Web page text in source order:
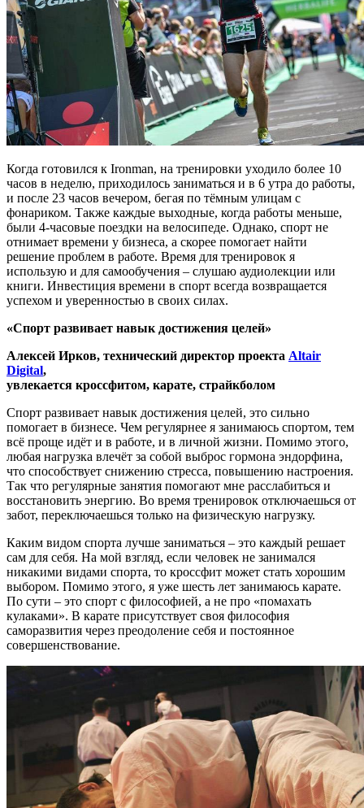
Когда готовился к Ironman, на тренировки уходило более 10
часов в неделю, приходилось заниматься и в 6 утра до работы,
и после 23 часов вечером, бегая по тёмным улицам с
фонариком. Также каждые выходные, когда работы меньше,
были 4-часовые поездки на велосипеде. Однако, спорт не
отнимает времени у бизнеса, а скорее помогает найти
решение проблем в работе. Время для тренировок я
использую и для самообучения – слушаю аудиолекции или
книги. Инвестиция времени в спорт всегда возвращается
успехом и уверенностью в своих силах.
«Спорт развивает навык достижения целей»
Алексей Ирков, технический директор проекта Altair
Digital,
увлекается кроссфитом, карате, страйкболом
Спорт развивает навык достижения целей, это сильно
помогает в бизнесе. Чем регулярнее я занимаюсь спортом, тем
всё проще идёт и в работе, и в личной жизни. Помимо этого,
любая нагрузка влечёт за собой выброс гормона эндорфина,
что способствует снижению стресса, повышению настроения.
Так что регулярные занятия помогают мне расслабиться и
восстановить энергию. Во время тренировок отключаешься от
забот, переключаешься только на физическую нагрузку.
Каким видом спорта лучше заниматься – это каждый решает
сам для себя. На мой взгляд, если человек не занимался
никакими видами спорта, то кроссфит может стать хорошим
выбором. Помимо этого, я уже шесть лет занимаюсь карате.
По сути – это спорт с философией, а не про «помахать
кулаками». В карате присутствует своя философия
саморазвития через преодоление себя и постоянное
совершенствование.